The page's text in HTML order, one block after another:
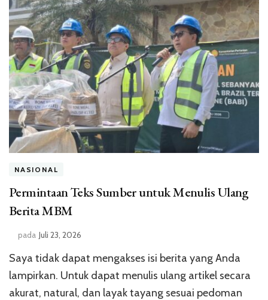
NASIONAL
Permintaan Teks Sumber untuk Menulis Ulang
Berita MBM
pada Juli 23, 2026
Saya tidak dapat mengakses isi berita yang Anda
lampirkan. Untuk dapat menulis ulang artikel secara
akurat, natural, dan layak tayang sesuai pedoman